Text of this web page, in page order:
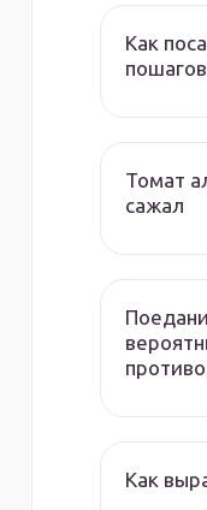
Как
Томат
сажал
Как